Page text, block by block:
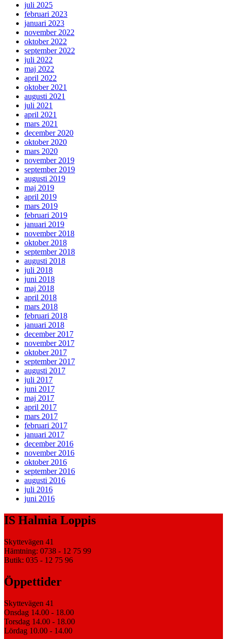
juli 2025
februari 2023
januari 2023
november 2022
oktober 2022
september 2022
juli 2022
maj 2022
april 2022
oktober 2021
augusti 2021
juli 2021
april 2021
mars 2021
december 2020
oktober 2020
mars 2020
november 2019
september 2019
augusti 2019
maj 2019
april 2019
mars 2019
februari 2019
januari 2019
november 2018
oktober 2018
september 2018
augusti 2018
juli 2018
juni 2018
maj 2018
april 2018
mars 2018
februari 2018
januari 2018
december 2017
november 2017
oktober 2017
september 2017
augusti 2017
juli 2017
juni 2017
maj 2017
april 2017
mars 2017
februari 2017
januari 2017
december 2016
november 2016
oktober 2016
september 2016
augusti 2016
juli 2016
juni 2016
IS Halmia Loppis
Skyttevägen 41
Hämtning: 0738 - 12 75 99
Butik: 035 - 12 75 96
Öppettider
Skyttevägen 41
Onsdag 14.00 - 18.00
Torsdag 14.00 - 18.00
Lördag 10.00 - 14.00